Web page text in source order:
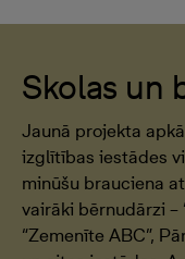
Skolas un
Jaunā projekta
izglītības iestādes
minūšu brauciena
vairāki bērnudārzi –
“Zemenīte ABC”,